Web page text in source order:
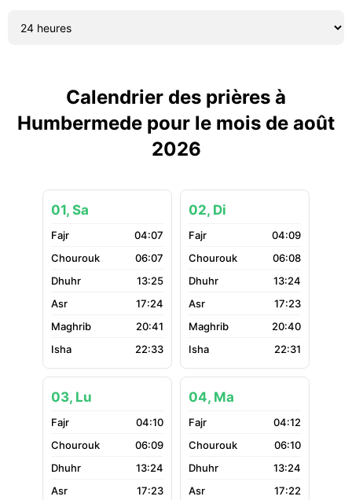
Calendrier des prières à
Humbermede pour le mois de août
2026
01, Sa
04:07
06:07
13:25
17:24
20:41
22:33
02, Di
04:09
06:08
13:24
17:23
20:40
22:31
03, Lu
04:10
06:09
13:24
17:23
04, Ma
04:12
06:10
13:24
17:22